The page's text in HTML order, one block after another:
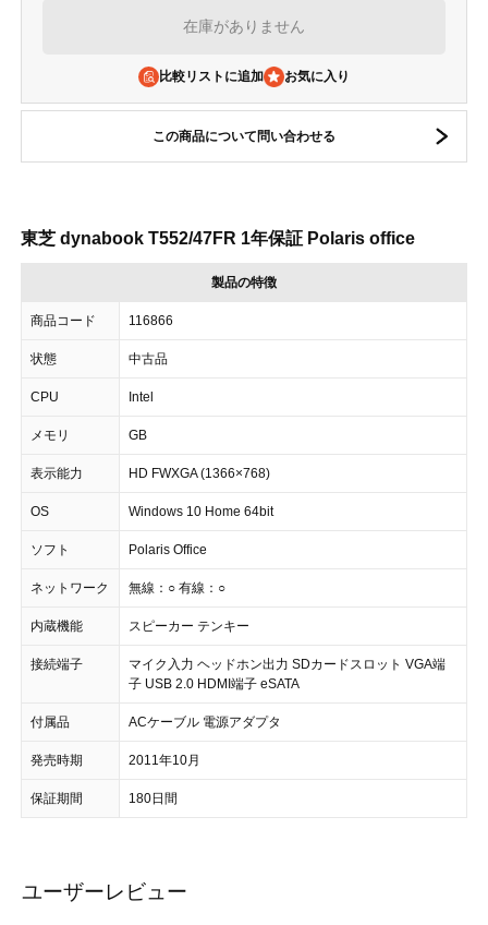
在庫がありません
比較リストに追加
この商品について問い合わせる
東芝 dynabook T552/47FR 1年保証 Polaris office
製品の特徴
商品コード 116866
状態 中古品
CPU Intel
メモリ GB
表示能力 HD FWXGA (1366×768)
OS Windows 10 Home 64bit
ソフト Polaris Office
ネットワーク 無線：○ 有線：○
内蔵機能 スピーカー テンキー
接続端子
マイク入力 ヘッドホン出力 SDカードスロット VGA端
子 USB 2.0 HDMI端子 eSATA
付属品 ACケーブル 電源アダプタ
発売時期 2011年10月
保証期間 180日間
ユーザーレビュー